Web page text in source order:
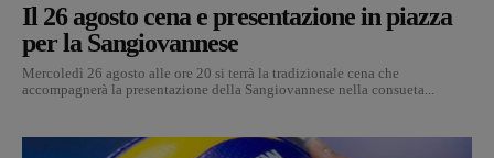
Il 26 agosto cena e presentazione in piazza
per la Sangiovannese
Mercoledì 26 agosto alle ore 20 si terrà la tradizionale cena che
accompagnerà la presentazione della Sangiovannese nella consueta...